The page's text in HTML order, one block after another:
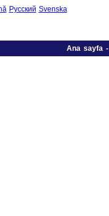
Русский Svenska
Ana sayfa-